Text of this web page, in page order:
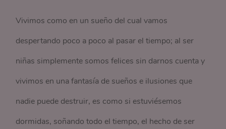
Vivimos como en un sueño del cual vamos
despertando poco a poco al pasar el tiempo; al ser
niñas simplemente somos felices sin darnos cuenta y
vivimos en una fantasía de sueños e ilusiones que
nadie puede destruir, es como si estuviésemos
dormidas, soñando todo el tiempo, el hecho de ser